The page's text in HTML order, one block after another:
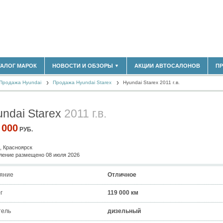
(14298)
МАРОК НОВОСТИ И ОБЗОРЫ ▼
НОВОСТИ РЫНКА
МАТЕРИАЛЫ ПАРТНЕРОВ
АКЦИИ АВТОСАЛОНОВ
Hyundai Продажа Hyundai Starex Hyundai Starex 2011 г.в.
Starex 2011 г.в.
РУБ.
Красноярск
размещено 08 июля 2026
Отличное
119 000 км
дизельный